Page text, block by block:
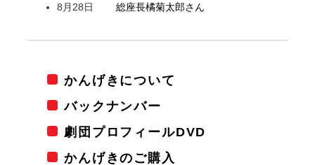
8月28日
総座長橘菊太郎さん
かんげきについて
バックナンバー
劇団プロフィールDVD
かんげきのご購入